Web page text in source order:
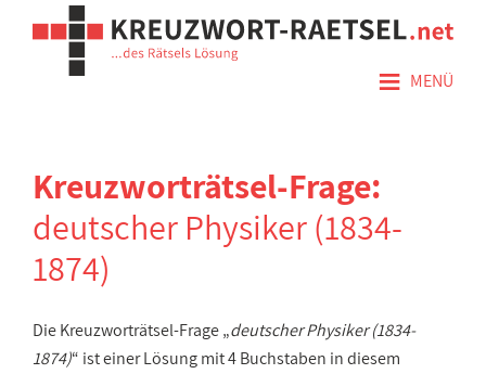
≡ MENÜ
Kreuzworträtsel-Frage:
deutscher Physiker (1834-
1874)
Die Kreuzworträtsel-Frage „deutscher Physiker (1834-
1874)“ ist einer Lösung mit 4 Buchstaben in diesem